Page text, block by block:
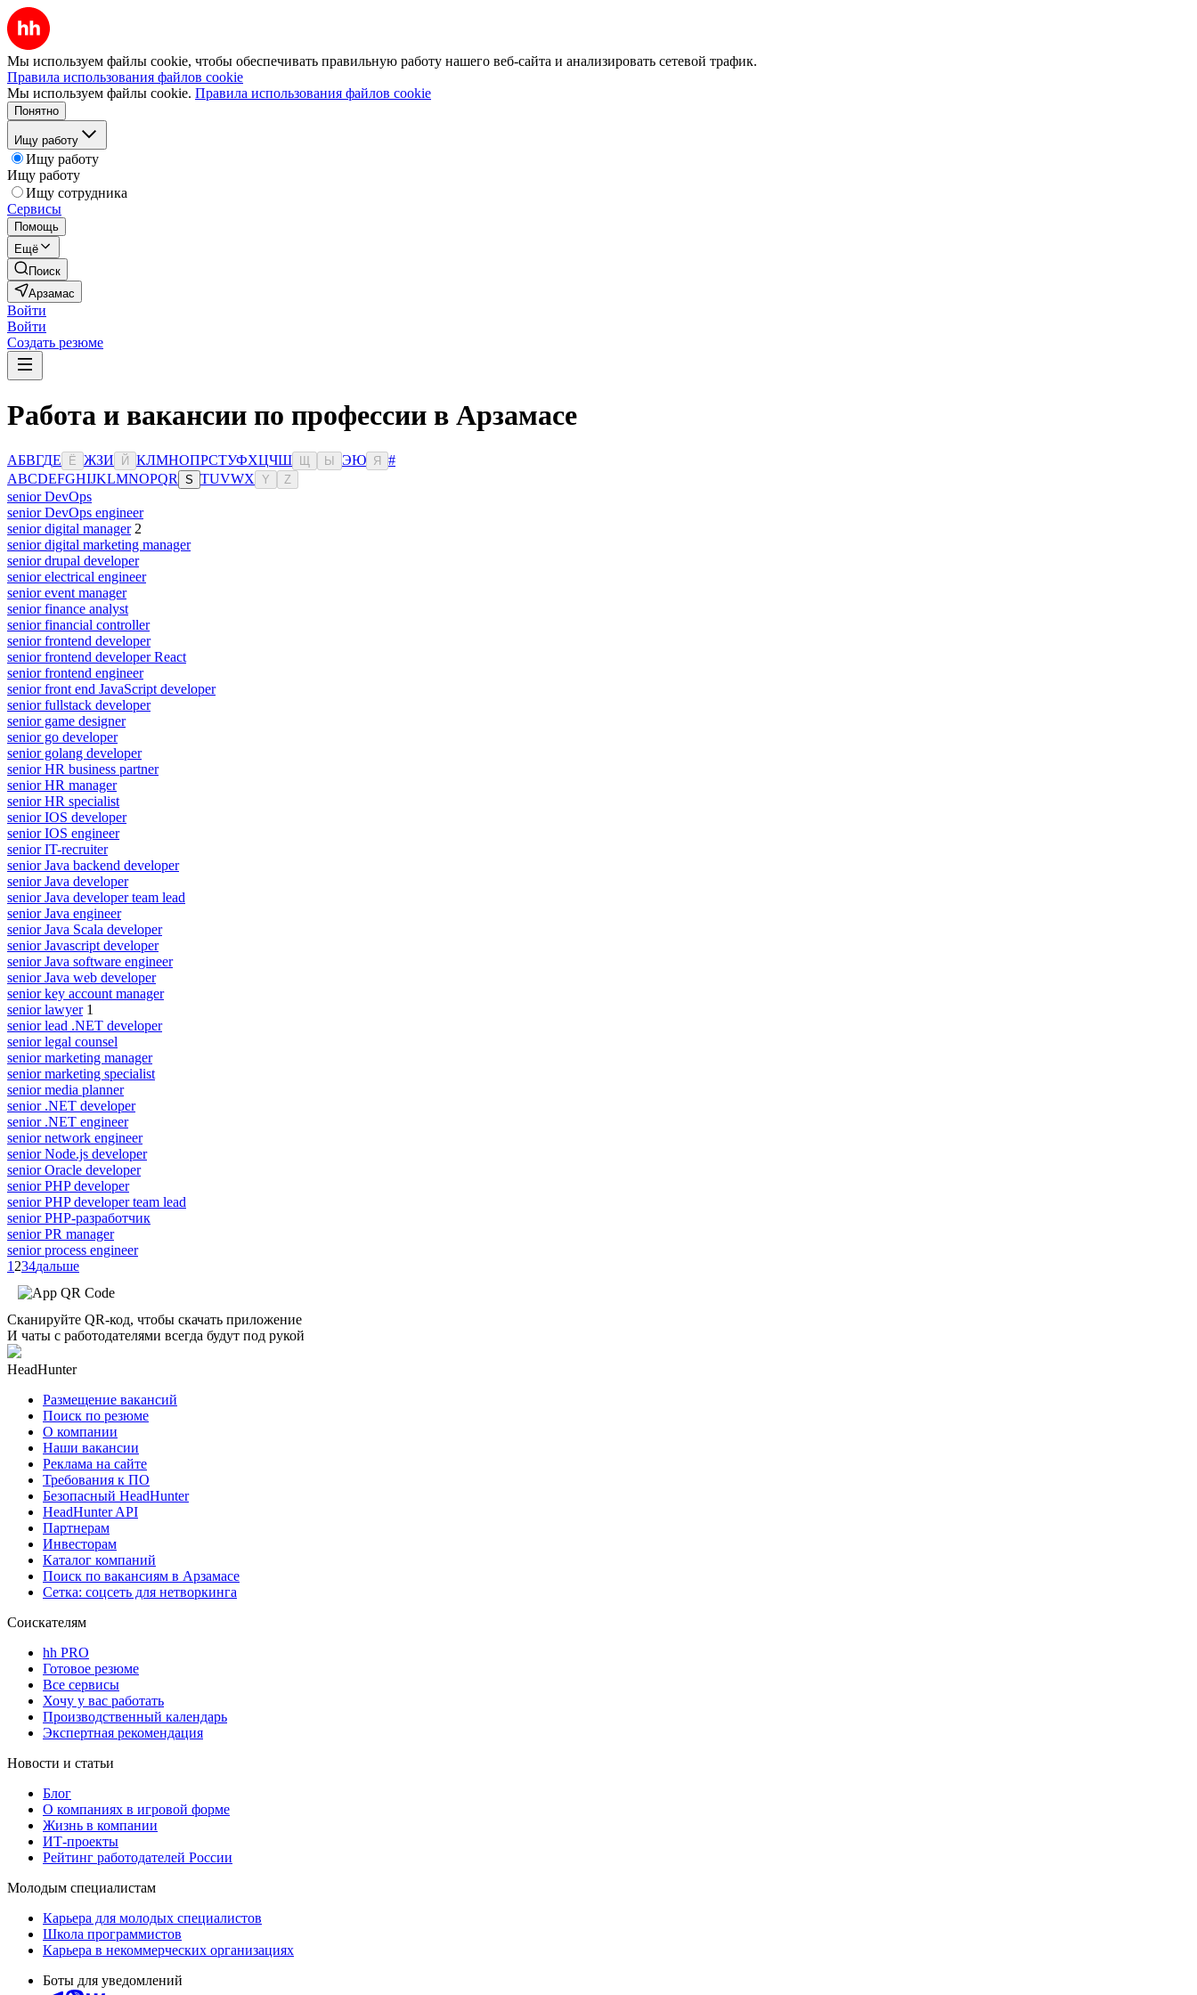
Мы используем файлы cookie, чтобы обеспечивать правильную работу нашего веб-сайта и анализировать сетевой трафик.
Правила использования файлов cookie
Мы используем файлы cookie. Правила использования файлов cookie
Понятно
Ищу работу
Ищу работу
Ищу работу
Ищу сотрудника
Сервисы
Помощь
Ещё
Поиск
Арзамас
Войти
Войти
Создать резюме
Работа и вакансии по профессии в Арзамасе
АБВГДЕ Ё ЖЗИ Й КЛМНОПРСТУФХЦЧШ Ы ЭЮ Я
#
ABCDEFGHIJKLMNOPQR S TUVWX Y Z
senior DevOps
senior DevOps engineer
senior digital manager 2
senior digital marketing manager
senior drupal developer
senior electrical engineer
senior event manager
senior finance analyst
senior financial controller
senior frontend developer
senior frontend developer React
senior frontend engineer
senior front end JavaScript developer
senior fullstack developer
senior game designer
senior go developer
senior golang developer
senior HR business partner
senior HR manager
senior HR specialist
senior IOS developer
senior IOS engineer
senior IT-recruiter
senior Java backend developer
senior Java developer
senior Java developer team lead
senior Java engineer
senior Java Scala developer
senior Javascript developer
senior Java software engineer
senior Java web developer
senior key account manager
senior lawyer 1
senior lead .NET developer
senior legal counsel
senior marketing manager
senior marketing specialist
senior media planner
senior .NET developer
senior .NET engineer
senior network engineer
senior Node.js developer
senior Oracle developer
senior PHP developer
senior PHP developer team lead
senior PHP-разработчик
senior PR manager
senior process engineer
1 234дальше
Сканируйте QR-код, чтобы скачать приложение
И чаты с работодателями всегда будут под рукой
HeadHunter
Размещение вакансий
Поиск по резюме
О компании
Наши вакансии
Реклама на сайте
Требования к ПО
Безопасный HeadHunter
HeadHunter API
Партнерам
Инвесторам
Каталог компаний
Поиск по вакансиям в Арзамасе
Сетка: соцсеть для нетворкинга
Соискателям
hh PRO
Готовое резюме
Все сервисы
Хочу у вас работать
Производственный календарь
Экспертная рекомендация
Новости и статьи
Блог
О компаниях в игровой форме
Жизнь в компании
ИТ-проекты
Рейтинг работодателей России
Молодым специалистам
Карьера для молодых специалистов
Школа программистов
Карьера в некоммерческих организациях
Боты для уведомлений